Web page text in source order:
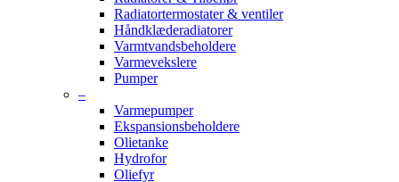
Radiatortermostater & ventiler
Håndklæderadiatorer
Varmtvandsbeholdere
Varmevekslere
Pumper
–
Varmepumper
Ekspansionsbeholdere
Olietanke
Hydrofor
Oliefyr